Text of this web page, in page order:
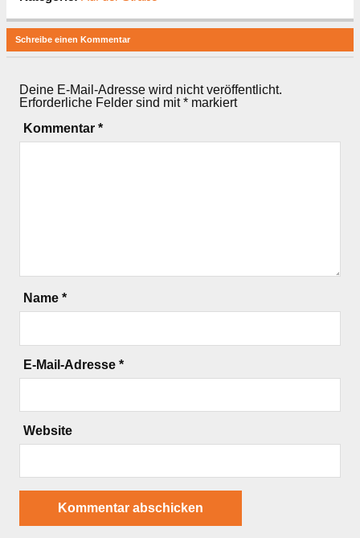
Schreibe einen Kommentar
Deine E-Mail-Adresse wird nicht veröffentlicht.
Erforderliche Felder sind mit* markiert
Kommentar *
Name *
E-Mail-Adresse *
Website